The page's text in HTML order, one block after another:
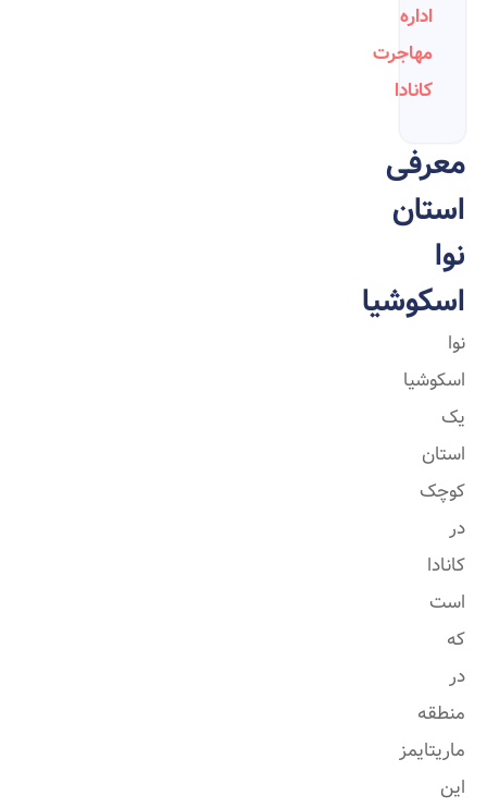
اداره
مهاجرت
کانادا
معرفی
استان
نوا
اسکوشیا
نوا
اسکوشیا
یک
استان
کوچک
در
کانادا
است
که
در
منطقه
ماریتایمز
این